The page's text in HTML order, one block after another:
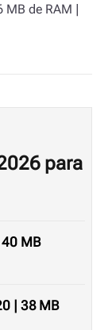
de RAM |
para
MB
| 38 MB